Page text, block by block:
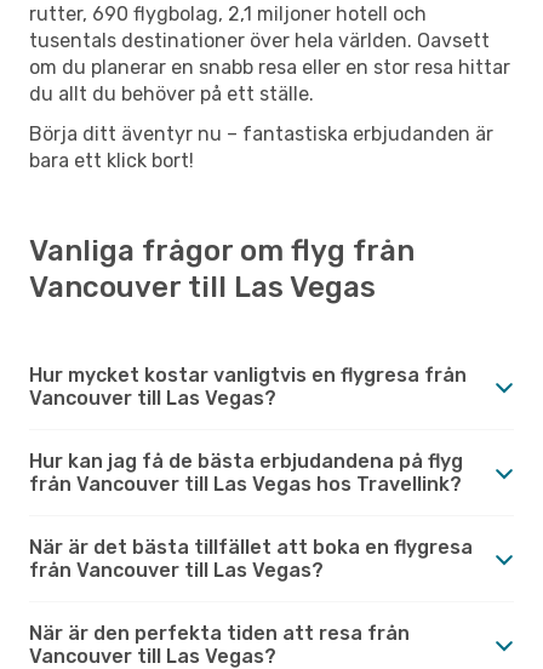
rutter, 690 flygbolag, 2,1 miljoner hotell och
tusentals destinationer över hela världen. Oavsett
om du planerar en snabb resa eller en stor resa hittar
du allt du behöver på ett ställe.
Börja ditt äventyr nu – fantastiska erbjudanden är
bara ett klick bort!
Vanliga frågor om flyg från
Vancouver till Las Vegas
Hur mycket kostar vanligtvis en flygresa från
Vancouver till Las Vegas?
Hur kan jag få de bästa erbjudandena på flyg
från Vancouver till Las Vegas hos Travellink?
När är det bästa tillfället att boka en flygresa
från Vancouver till Las Vegas?
När är den perfekta tiden att resa från
Vancouver till Las Vegas?